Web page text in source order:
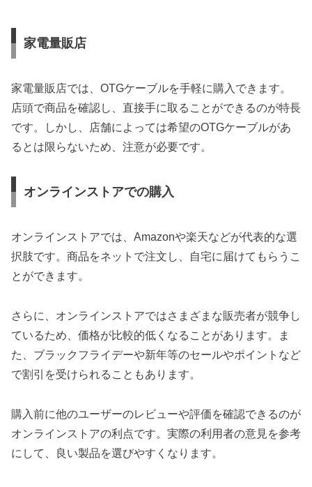
家電量販店
家電量販店では、OTGケーブルを手軽に購入できます。
店頭で商品を確認し、直接手に取ることができるのが特長
です。しかし、店舗によっては希望のOTGケーブルがあ
るとは限らないため、注意が必要です。
オンラインストアでの購入
オンラインストアでは、Amazonや楽天などが代表的な選
択肢です。商品をネットで注文し、自宅に届けてもらうこ
とができます。
さらに、オンラインストアではさまざまな販売者が競争し
ているため、価格が比較的低くなることがあります。ま
た、ブラックフライデーや新年等のセールやポイントなど
で割引を受けられることもあります。
購入前に他のユーザーのレビューや評価を確認できるのが
オンラインストアの利点です。実際の利用者の意見を参考
にして、良い製品を選びやすくなります。